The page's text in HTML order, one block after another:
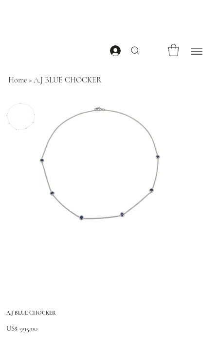
Home > A.J BLUE CHOCKER
A.J BLUE CHOCKER
US$ 995,00